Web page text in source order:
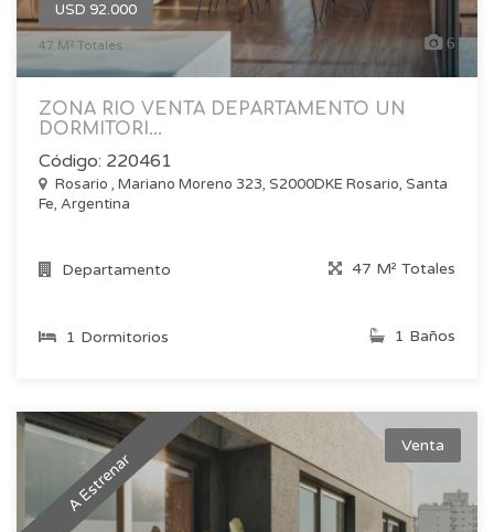
USD 92.000
47 M² Totales 6
ZONA RIO VENTA DEPARTAMENTO UN
DORMITORI...
Código: 220461
Rosario , Mariano Moreno 323, S2000DKE Rosario, Santa
Fe, Argentina
Departamento 47 M² Totales
1 Dormitorios 1 Baños
A Estrenar
Venta